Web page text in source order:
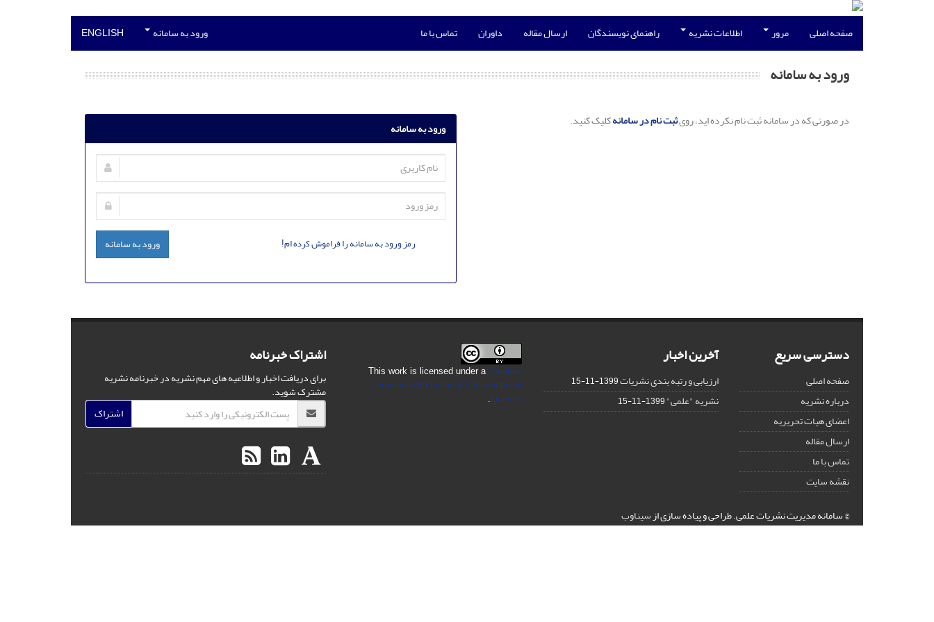
صفحه اصلی مرور اطلاعات نشریه راهنمای نویسندگان ارسال مقاله داوران تماس با ما ورود به سامانه ENGLISH
ورود به سامانه
در صورتی که در سامانه ثبت نام نکرده اید، رویثبت نام در سامانهکلیک کنید. ورود به سامانه
رمز ورود به سامانه را فراموش کرده ام! ورود به سامانه
دسترسی سریع
صفحه اصلی
درباره نشریه
اعضای هیات تحریریه
ارسال مقاله
تماس با ما
نقشه سایت
آخرین اخبار
ارزیابی و رتبه بندی نشریات1399-11-15
نشریه "علمی"1399-11-15
This work is licensed under aCreative
Commons Attribution 4.0 International
License
.
اشتراک خبرنامه
برای دریافت اخبار و اطلاعیه های مهم نشریه در خبرنامه نشریه
مشترک شوید.
اشتراک
© سامانه مدیریت نشریات علمی.طراحی و پیاده سازی ازسیناوب